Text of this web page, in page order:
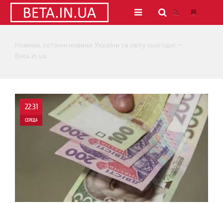
Новини, останні новини України та світу сьогодні —
Beta.in.ua
22:31
СЕРЕДА